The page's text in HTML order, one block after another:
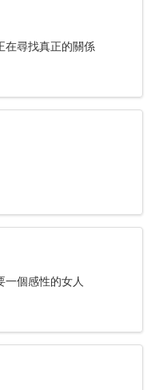
在尋找真正的關係
一個感性的女人